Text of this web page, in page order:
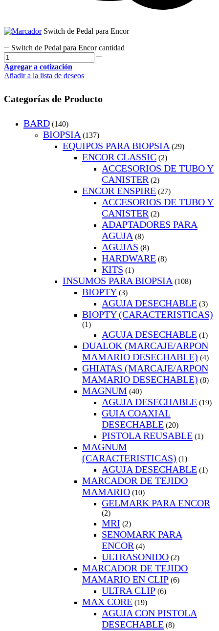
Switch de Pedal para Encor
Switch de Pedal para Encor cantidad
Agregar a cotización
Añadir a la lista de deseos
Categorías de Producto
BARD (140)
BIOPSIA (137)
EQUIPOS PARA BIOPSIA (29)
ENCOR CLASSIC (2)
ACCESORIOS DE TUBO Y
CANISTER (2)
ENCOR ENSPIRE (27)
ACCESORIOS DE TUBO Y
CANISTER (2)
ADAPTADORES PARA
AGUJA (8)
AGUJAS (8)
HARDWARE (8)
KITS (1)
INSUMOS PARA BIOPSIA (108)
BIOPTY (3)
AGUJA DESECHABLE (3)
BIOPTY (CARACTERISTICAS)
(1)
AGUJA DESECHABLE (1)
DUALOK (MARCAJE/ARPON
MAMARIO DESECHABLE) (4)
GHIATAS (MARCAJE/ARPON
MAMARIO DESECHABLE) (8)
MAGNUM (40)
AGUJA DESECHABLE (19)
GUIA COAXIAL
DESECHABLE (20)
PISTOLA REUSABLE (1)
MAGNUM
(CARACTERISTICAS) (1)
AGUJA DESECHABLE (1)
MARCADOR DE TEJIDO
MAMARIO (10)
GELMARK PARA ENCOR
(2)
MRI (2)
SENOMARK PARA
ENCOR (4)
ULTRASONIDO (2)
MARCADOR DE TEJIDO
MAMARIO EN CLIP (6)
ULTRA CLIP (6)
MAX CORE (19)
AGUJA CON PISTOLA
DESECHABLE (8)